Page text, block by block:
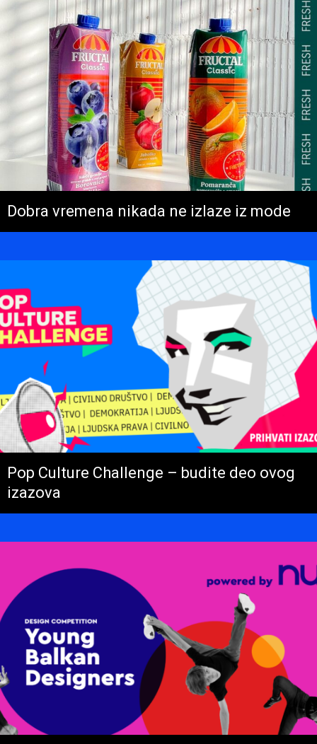
Dobra vremena nikada ne izlaze iz mode
Pop Culture Challenge – budite deo ovog
izazova